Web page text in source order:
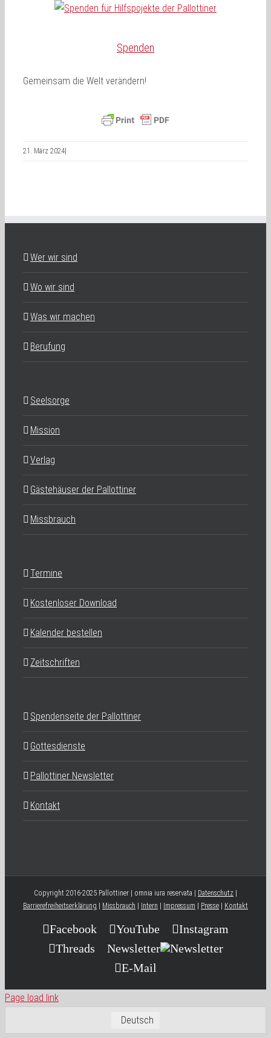
Spenden
Gemeinsam die Welt verändern!
21. März 2024
Wer wir sind
Wo wir sind
Was wir machen
Berufung
Seelsorge
Mission
Verlag
Gästehäuser der Pallottiner
Missbrauch
Termine
Kostenloser Download
Kalender bestellen
Zeitschriften
Spendenseite der Pallottiner
Gottesdienste
Pallottiner Newsletter
Kontakt
Copyright 2016-2025 Pallottiner | omnia iura reservata | Datenschutz
Barrierefreiheitserklärung
Missbrauch Intern Impressum Presse Kontakt
Facebook YouTube
Instagram
Threads
Newsletter
E-Mail
Page load link
Deutsch